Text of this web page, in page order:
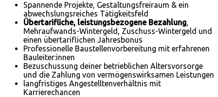
Spannende Projekte, Gestaltungsfreiraum & ein
abwechslungsreiches Tätigkeitsfeld
Übertarifliche, leistungsbezogene Bezahlung,
Mehraufwands-Wintergeld, Zuschuss-Wintergeld und
einen übertariflichen Jahresbonus
Professionelle Baustellenvorbereitung mit erfahrenen
Bauleiter:innen
Bezuschussung deiner betrieblichen Altersvorsorge
und die Zahlung von vermögenswirksamen Leistungen
langfristiges Angestelltenverhältnis mit
Karrierechancen